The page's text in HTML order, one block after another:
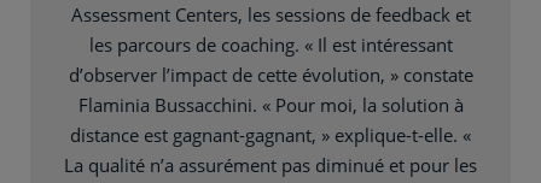
Assessment Centers, les sessions de feedback et
les parcours de coaching. « Il est intéressant
d’observer l’impact de cette évolution, » constate
Flaminia Bussacchini. « Pour moi, la solution à
distance est gagnant-gagnant, » explique-t-elle. «
La qualité n’a assurément pas diminué et pour les